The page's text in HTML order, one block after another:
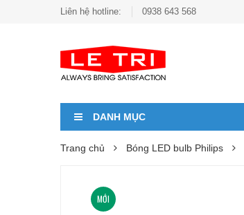
Liên hệ hotline: 0938 643 568
DANH MỤC
Trang chủ Bóng LED bulb Philips
MỚI